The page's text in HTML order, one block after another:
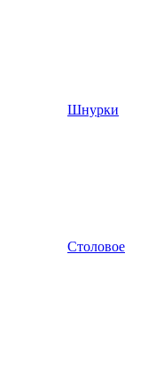
Шнурки
Столовое